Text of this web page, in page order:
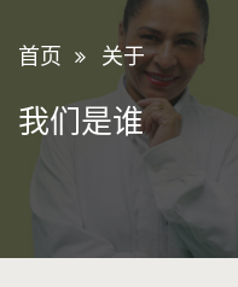
首页 关于
我们是谁